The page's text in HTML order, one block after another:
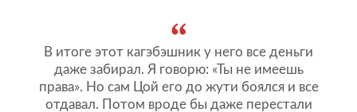
В итоге этот кагэбэшник у него все деньги
даже забирал. Я говорю: «Ты не имеешь
права». Но сам Цой его до жути боялся и все
отдавал. Потом вроде бы даже перестали